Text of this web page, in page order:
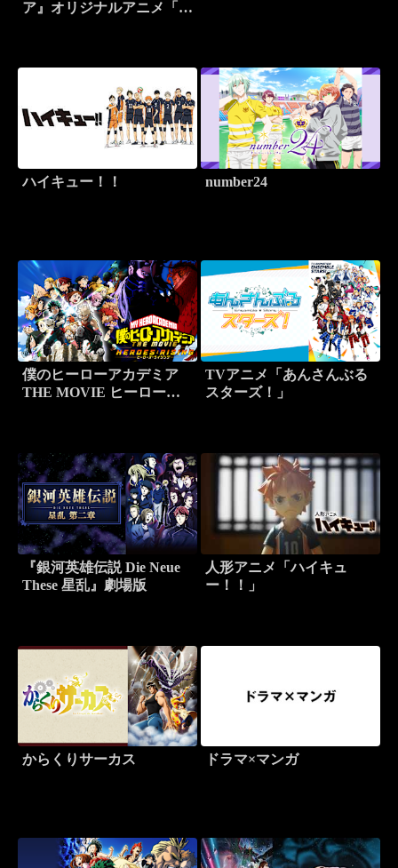
ア』オリジナルアニメ「生
ハイキュー！！ number24
僕のヒーローアカデミア
THE MOVIE ヒーロー
TVアニメ「あんさんぶる
スターズ！」
『銀河英雄伝説 Die Neue
These 星乱』劇場版
人形アニメ「ハイキュ
ー！！」
からくりサーカス ドラマ×マンガ